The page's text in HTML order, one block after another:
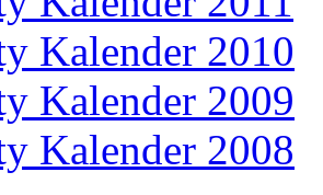
Kalender 2010
Kalender 2009
Kalender 2008